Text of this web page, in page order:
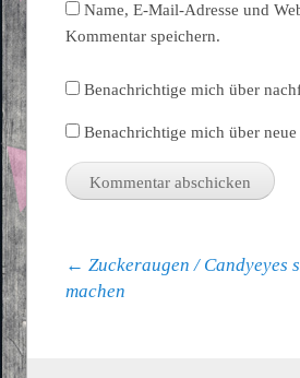
Name, E-Mail-Adresse und
Kommentar speichern.
Benachrichtige mich über
Benachrichtige mich über
Beitragsnavigation
← Zuckeraugen / Candyeyes
machen